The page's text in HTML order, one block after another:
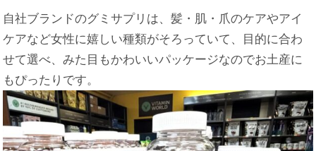
自社ブランドのグミサプリは、髪・肌・爪のケアやアイ
ケアなど女性に嬉しい種類がそろっていて、目的に合わ
せて選べ、みた目もかわいいパッケージなのでお土産に
もぴったりです。